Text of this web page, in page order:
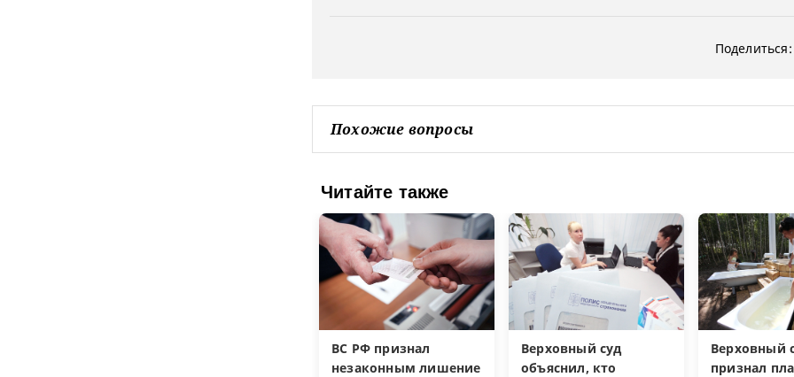
Поделиться:
Похожие вопросы
Читайте также
ВС РФ признал
незаконным лишение
Верховный суд
объяснил, кто
Верховный
признал